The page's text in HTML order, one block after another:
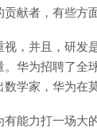
献者，有些方
，并且，研发
华为招聘了全
学家，华为在
有能力打一场大